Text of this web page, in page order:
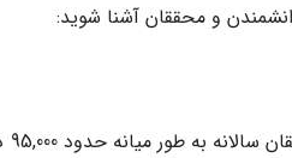
و محققان آشنا شوید: